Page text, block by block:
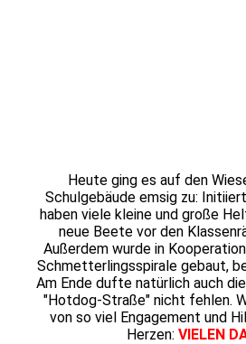
Heute ging es auf den
Schulgebäude emsig zu:
haben viele kleine und große
neue Beete vor den
Außerdem wurde in
Schmetterlingsspirale gebaut,
Am Ende dufte natürlich auch
"Hotdog-Straße" nicht fehlen.
von so viel Engagement und
Herzen: VIELEN